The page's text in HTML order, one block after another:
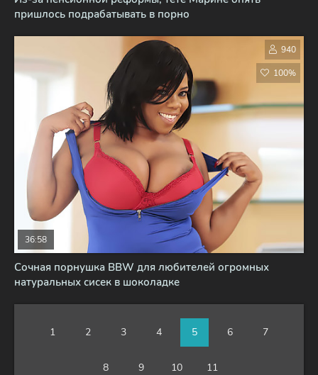
пришлось подрабатывать в порно
Сочная порнушка BBW для любителей огромных
натуральных сисек в шоколадке
36:58
940
100%
1 2 3 4 5 6 7
8 9 10 11